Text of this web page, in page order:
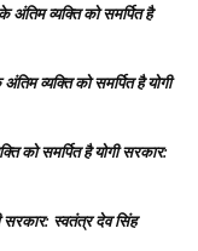
अंतिम व्यक्ति को समर्पित है
व्यक्ति को समर्पित है योगी
को समर्पित है योगी सरकार:
सरकार: स्वतंत्र देव सिंह